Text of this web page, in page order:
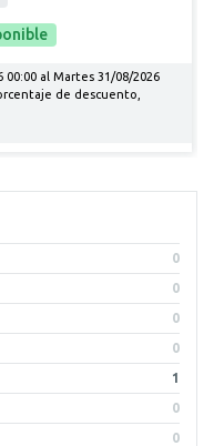
0
0
0
0
1
0
0
al Martes 31/08/2026
de descuento,